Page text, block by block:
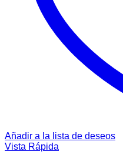
Añadir a la lista de deseos
Vista Rápida